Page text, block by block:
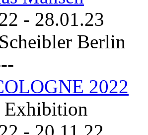
- 28.01.23
Berlin
2022
Exhibition